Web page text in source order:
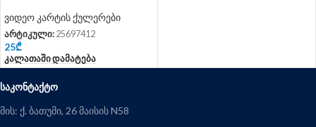
ვიდეო კარტის ქულერები
არტიკული: 25697412
25₾
Კალათაში Დამატება
ᲡᲐᲙᲝᲜᲢᲐᲥᲢᲝ
მის: ქ. ბათუმი, 26 მაისის N58